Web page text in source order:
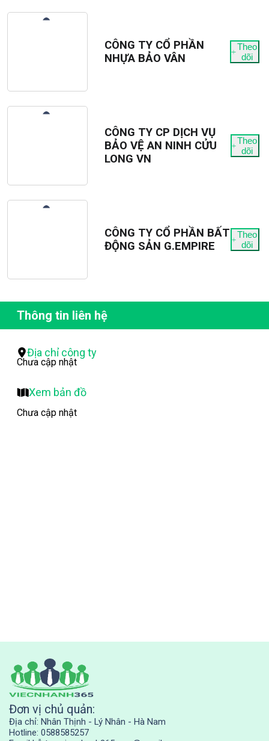
CÔNG TY CỔ PHẦN
NHỰA BẢO VÂN
Theo
dõi
CÔNG TY CP DỊCH VỤ
BẢO VỆ AN NINH CỬU
LONG VN
Theo
dõi
CÔNG TY CỔ PHẦN BẤT
ĐỘNG SẢN G.EMPIRE
Theo
dõi
Thông tin liên hệ
Địa chỉ công ty
Chưa cập nhật
Xem bản đồ
Chưa cập nhật
Đơn vị chủ quản:
Địa chỉ: Nhân Thịnh - Lý Nhân - Hà Nam
Hotline: 0588585257